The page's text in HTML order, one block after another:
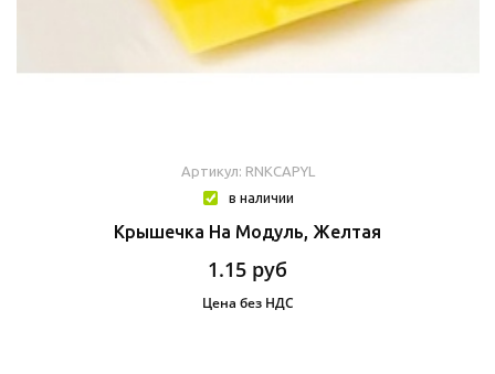
Артикул: RNKCAPYL
в наличии
Крышечка На Модуль, Желтая
1.15 руб
Цена без НДС